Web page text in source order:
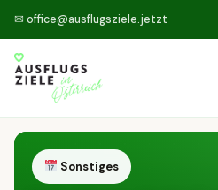
✉ office@ausflugsziele.jetzt
Sonstiges